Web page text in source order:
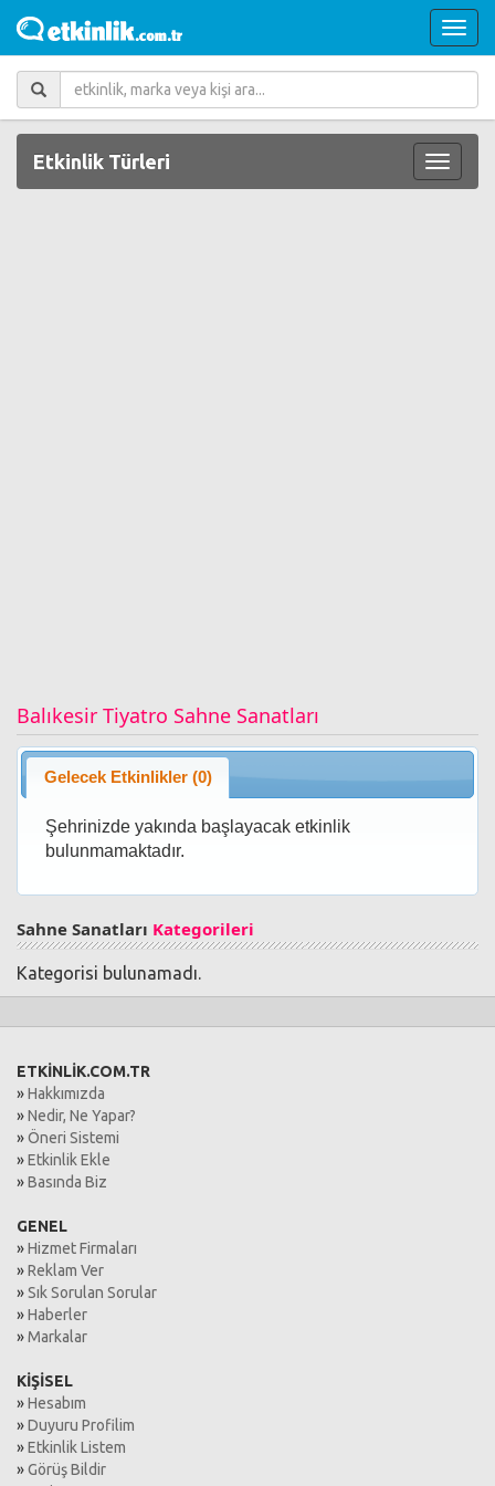
Etkinlik Türleri
Balıkesir Tiyatro Sahne Sanatları
Gelecek Etkinlikler (0)
Şehrinizde yakında başlayacak etkinlik
bulunmamaktadır.
Sahne Sanatları Kategorileri
Kategorisi bulunamadı.
ETKİNLİK.COM.TR
»Hakkımızda
»Nedir, Ne Yapar?
»Öneri Sistemi
»Etkinlik Ekle
»Basında Biz
GENEL
»Hizmet Firmaları
»Reklam Ver
»Sık Sorulan Sorular
»Haberler
»Markalar
KİŞİSEL
»Hesabım
»Duyuru Profilim
»Etkinlik Listem
»Görüş Bildir